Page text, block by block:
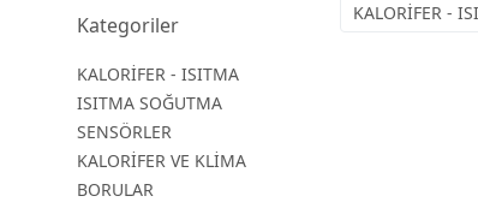
Kategoriler
KALORİFER - ISITMA
ISITMA SOĞUTMA
SENSÖRLER
KALORİFER VE KLİMA
BORULAR
KALORİFER -